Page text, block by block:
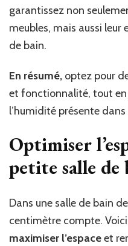
garantissez non
meubles, mais aussi
de bain.
En résumé, optez pour
et fonctionnalité, tout
l’humidité présente
Optimiser
petite salle de
Dans une salle de bain
centimètre compte.
maximiser l’espaceet